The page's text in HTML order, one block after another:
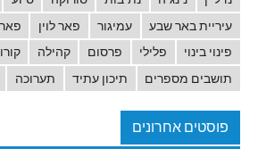
עיריית באר שבע
עמיגור פאר לוין
פינוי בינוי
פלילי פרסום קהילה
תושבים מספרים
תיכון עתיד תערוכה
פוסטים אחרונים